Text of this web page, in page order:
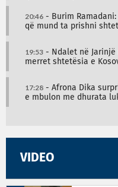
20:46 - Burim
që mund ta prishni
19:53 - Ndalet në
merret shtetësia e
17:28 - Afrona Dika
e mbulon me dhurata
VIDEO